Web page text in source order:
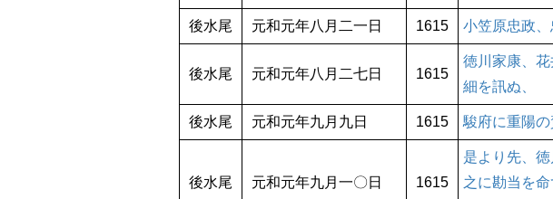
後水尾 元和元年八月二一日 1615 小笠原忠政
後水尾 元和元年八月二七日 1615
徳川家康、
細を訊ぬ、
後水尾 元和元年九月九日 1615 駿府に重陽の
後水尾 元和元年九月一〇日 1615
是より先、
之に勘当を